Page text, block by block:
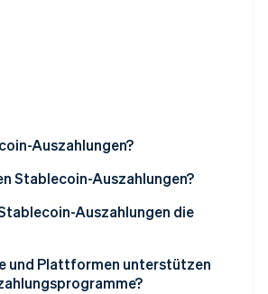
Jetzt ansehen
Auszahlungen?
Stablecoin-Auszahlungen?
veranlasst die Auszahlung
über die Blockchain gesendet
Auszahlungen die
und Plattformen unterstützen